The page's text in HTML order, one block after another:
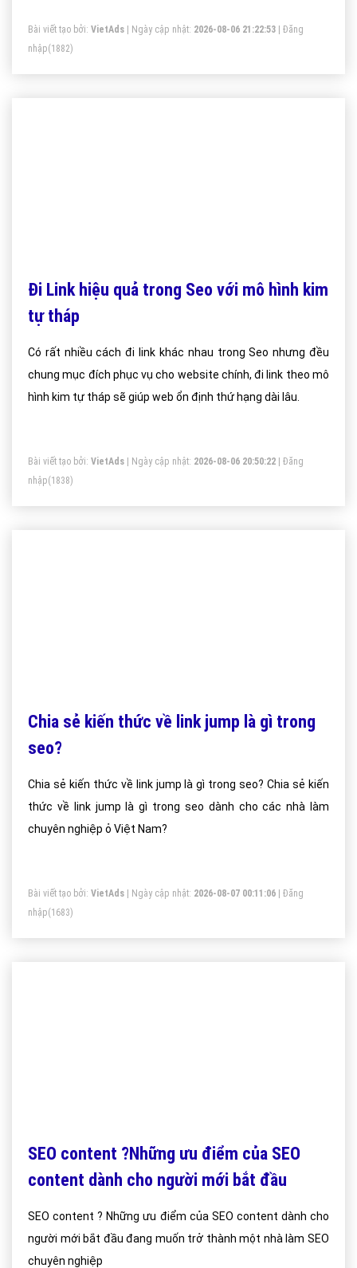
Bài viết tạo bởi: VietAds | Ngày cập nhật: 2026-08-06 21:22:53
Đăng
nhập(1882)
Đi Link hiệu quả trong Seo với mô hình kim
tự tháp
Có rất nhiều cách đi link khác nhau trong Seo nhưng đều
chung mục đích phục vụ cho website chính, đi link theo mô
hình kim tự tháp sẽ giúp web ổn định thứ hạng dài lâu.
Bài viết tạo bởi: VietAds | Ngày cập nhật: 2026-08-06 20:50:22
Đăng
nhập(1838)
Chia sẻ kiến thức về link jump là gì trong
seo?
Chia sẻ kiến thức về link jump là gì trong seo? Chia sẻ kiến
thức về link jump là gì trong seo dành cho các nhà làm
chuyên nghiệp ỏ Việt Nam?
Bài viết tạo bởi: VietAds | Ngày cập nhật: 2026-08-07 00:11:06
Đăng
nhập(1683)
SEO content ?Những ưu điểm của SEO
content dành cho người mới bắt đầu
SEO content ? Những ưu điểm của SEO content dành cho
người mới bắt đầu đang muốn trở thành một nhà làm SEO
chuyên nghiệp